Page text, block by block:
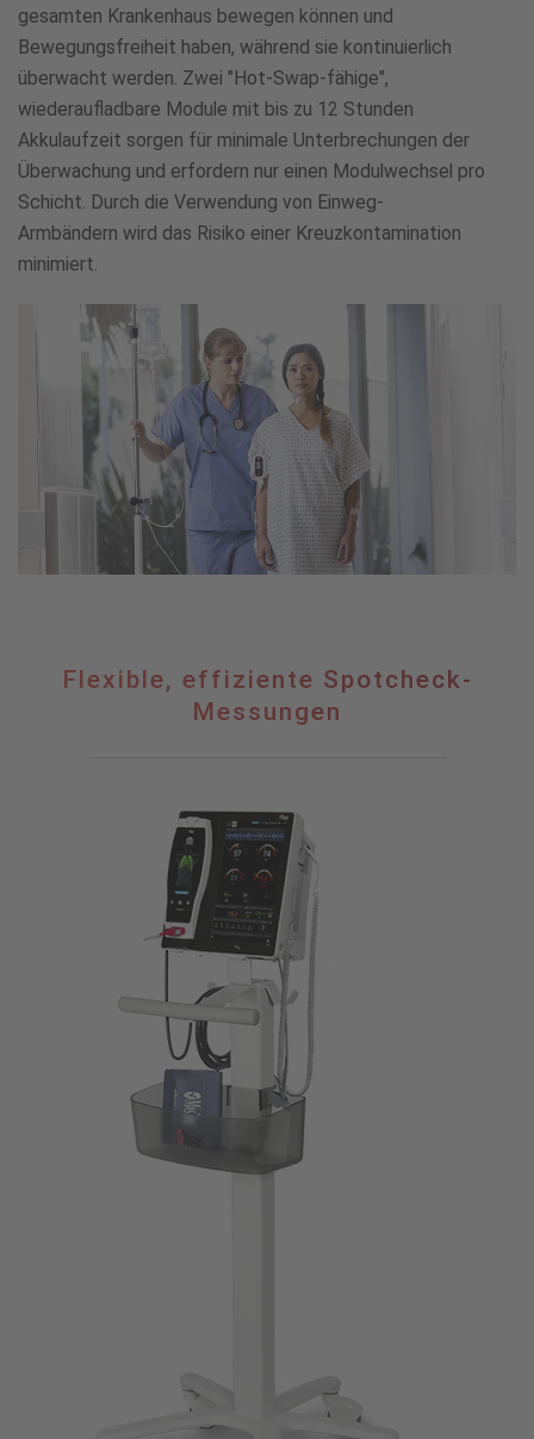
gesamten Krankenhaus bewegen können und
Bewegungsfreiheit haben, während sie kontinuierlich
überwacht werden. Zwei "Hot-Swap-fähige",
wiederaufladbare Module mit bis zu 12 Stunden
Akkulaufzeit sorgen für minimale Unterbrechungen der
Überwachung und erfordern nur einen Modulwechsel pro
Schicht. Durch die Verwendung von Einweg-
Armbändern wird das Risiko einer Kreuzkontamination
minimiert.
Flexible,Flexible, effiziente Spotcheck-
Messungen